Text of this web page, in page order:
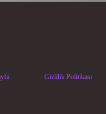
Gizlilik Politikası